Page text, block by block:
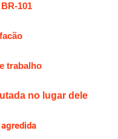
101
trabalho
no lugar dele